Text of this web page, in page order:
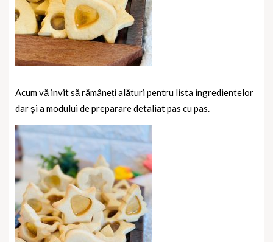
Acum vă invit să rămâneți alături pentru lista ingredientelor
dar și a modului de preparare detaliat pas cu pas.